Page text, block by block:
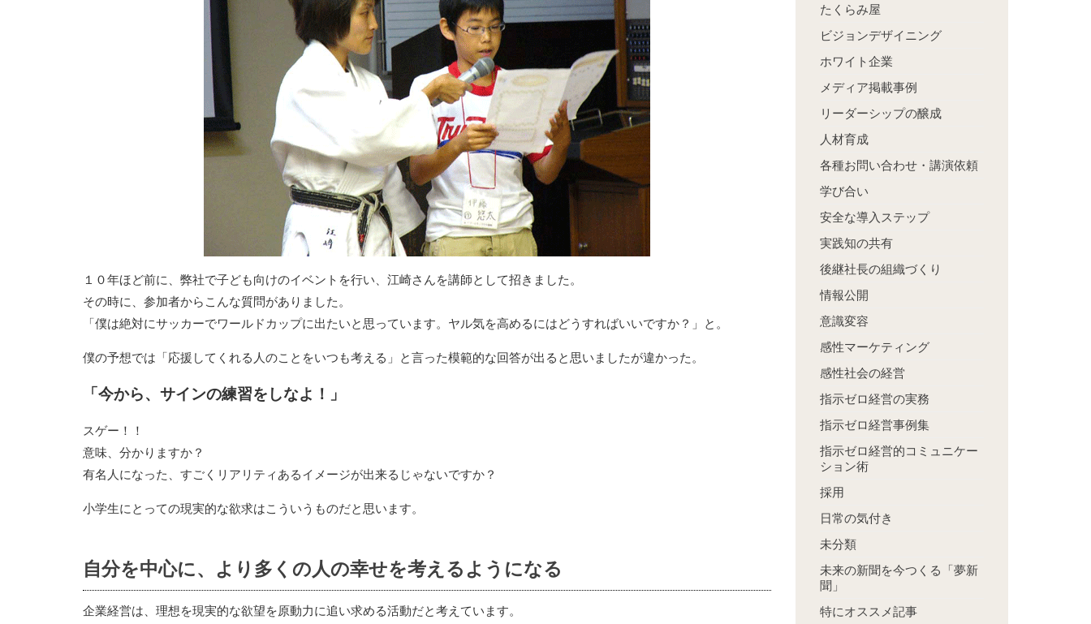
１０年ほど前に、弊社で子ども向けのイベントを行い、江崎さんを講師として招きました。
その時に、参加者からこんな質問がありました。
「僕は絶対にサッカーでワールドカップに出たいと思っています。ヤル気を高めるにはどうすればいいですか？」と。
僕の予想では「応援してくれる人のことをいつも考える」と言った模範的な回答が出ると思いましたが違かった。
「今から、サインの練習をしなよ！」
スゲー！！
意味、分かりますか？
有名人になった、すごくリアリティあるイメージが出来るじゃないですか？
小学生にとっての現実的な欲求はこういうものだと思います。
自分を中心に、より多くの人の幸せを考えるようになる
企業経営は、理想を現実的な欲望を原動力に追い求める活動だと考えています。
たくらみ屋
ビジョンデザイニング
ホワイト企業
メディア掲載事例
リーダーシップの醸成
人材育成
各種お問い合わせ・講演依頼
学び合い
安全な導入ステップ
実践知の共有
後継社長の組織づくり
情報公開
意識変容
感性マーケティング
感性社会の経営
指示ゼロ経営の実務
指示ゼロ経営事例集
指示ゼロ経営的コミュニケー
ション術
採用
日常の気付き
未分類
未来の新聞を今つくる「夢新
聞」
特にオススメ記事